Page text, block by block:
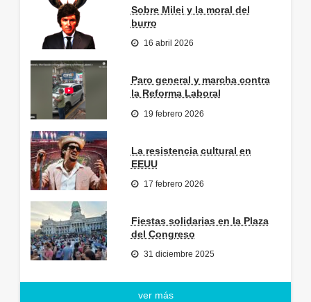
Sobre Milei y la moral del
burro
16 abril 2026
Paro general y marcha contra
la Reforma Laboral
19 febrero 2026
La resistencia cultural en
EEUU
17 febrero 2026
Fiestas solidarias en la Plaza
del Congreso
31 diciembre 2025
ver más